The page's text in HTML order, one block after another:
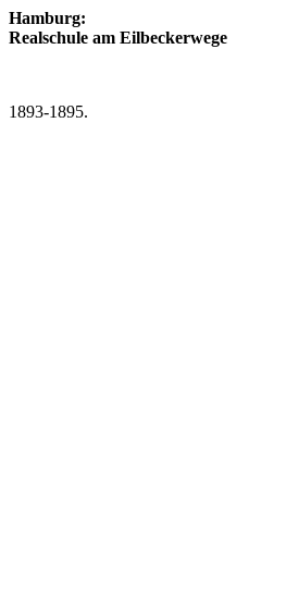
Hamburg:
Realschule am Eilbeckerwege
1893-1895.